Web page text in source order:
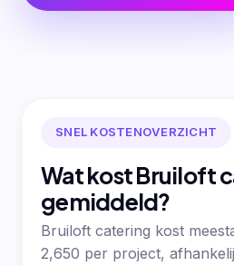
SNEL KOSTENOVERZICHT
Wat kost Bruiloft
gemiddeld?
Bruiloft catering kost
2,650 per project,